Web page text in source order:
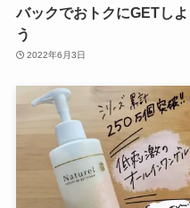
バックでおトクにGETしよ
う
2022年6月3日